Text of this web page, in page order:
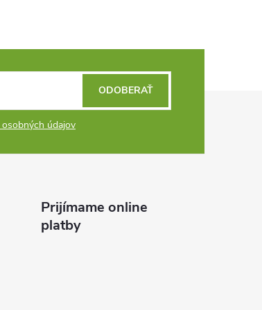
údajov
ODOBERAŤ
Prijímame online
platby